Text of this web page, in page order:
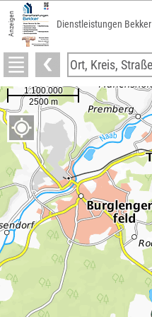
Anzeigen Dienstleistungen Bekker